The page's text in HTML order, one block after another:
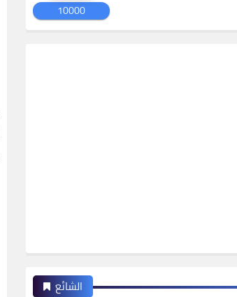
10000
الشائع